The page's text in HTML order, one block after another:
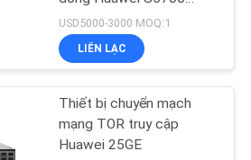
S5735-L48P4X-A
USD5000-3000 MOQ:1
LIÊN LẠC
Thiết bị chuyển mạch
mạng TOR truy cập
Huawei 25GE